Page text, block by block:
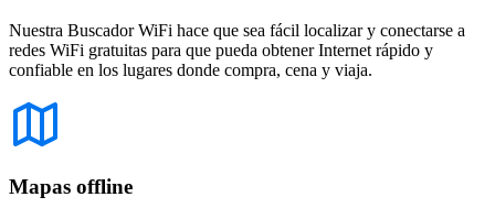
Nuestra Buscador WiFi hace que sea fácil localizar y conectarse a
redes WiFi gratuitas para que pueda obtener Internet rápido y
confiable en los lugares donde compra, cena y viaja.
Mapas offline